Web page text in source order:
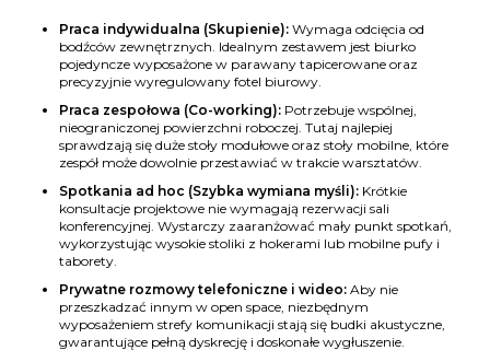
Praca indywidualna (Skupienie): Wymaga odcięcia od
bodźców zewnętrznych. Idealnym zestawem jest biurko
pojedyncze wyposażone w parawany tapicerowane oraz
precyzyjnie wyregulowany fotel biurowy.
Praca zespołowa (Co-working): Potrzebuje wspólnej,
nieograniczonej powierzchni roboczej. Tutaj najlepiej
sprawdzają się duże stoły modułowe oraz stoły mobilne, które
zespół może dowolnie przestawiać w trakcie warsztatów.
Spotkania ad hoc (Szybka wymiana myśli): Krótkie
konsultacje projektowe nie wymagają rezerwacji sali
konferencyjnej. Wystarczy zaaranżować mały punkt spotkań,
wykorzystując wysokie stoliki z hokerami lub mobilne pufy i
taborety.
Prywatne rozmowy telefoniczne i wideo: Aby nie
przeszkadzać innym w open space, niezbędnym
wyposażeniem strefy komunikacji stają się budki akustyczne,
gwarantujące pełną dyskrecję i doskonałe wygłuszenie.